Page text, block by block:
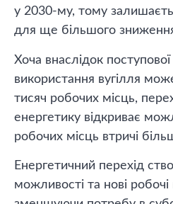
у 2030-му, тому
для ще більшого зниження
Хоча внаслідок
використання вугілля
тисяч робочих місць,
енергетику відкриває
робочих місць втричі
Енергетичний перехід
можливості та нові